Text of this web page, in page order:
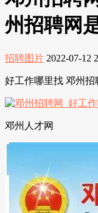
州招聘网
招聘图片 2022-07-12
好工作哪里找 邓州招
邓州人才网